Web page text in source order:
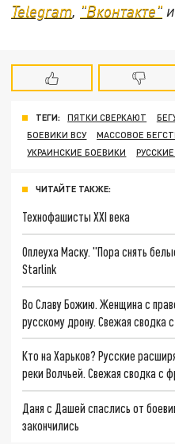
Telegram, "Вконтакте" и
ТЕГИ: ПЯТКИ СВЕРКАЮТ
БОЕВИКИ ВСУ
МАССОВОЕ
УКРАИНСКИЕ БОЕВИКИ
ЧИТАЙТЕ ТАКЖЕ:
Технофашисты XXI века
Оплеуха Маску. "Пора снять
Starlink
Во Славу Божию. Женщина с
русскому дрону. Свежая сводка
Кто на Харьков? Русские
реки Волчьей. Свежая сводка с
Даня с Дашей спаслись от
закончились